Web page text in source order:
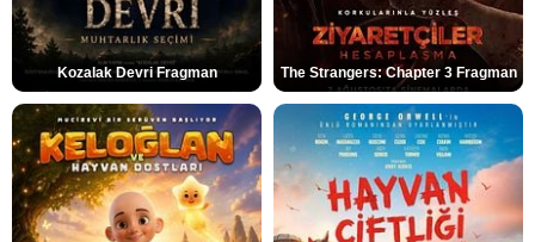
Kozalak Devri Fragman The Strangers: Chapter 3 Fragman